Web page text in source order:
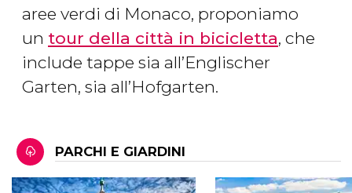
aree verdi di Monaco, proponiamo
un tour della città in bicicletta, che
include tappe sia all’Englischer
Garten, sia all’Hofgarten.
PARCHI E GIARDINI